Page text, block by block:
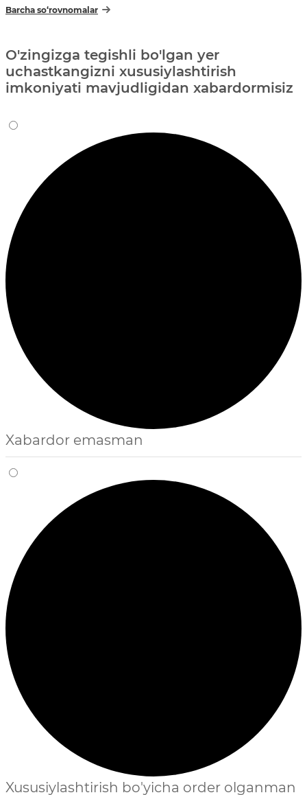
Barcha so‘rovnomalar
O'zingizga tegishli bo'lgan yer
uchastkangizni xususiylashtirish
imkoniyati mavjudligidan xabardormisiz
Xabardor emasman
Xususiylashtirish bo'yicha order olganman